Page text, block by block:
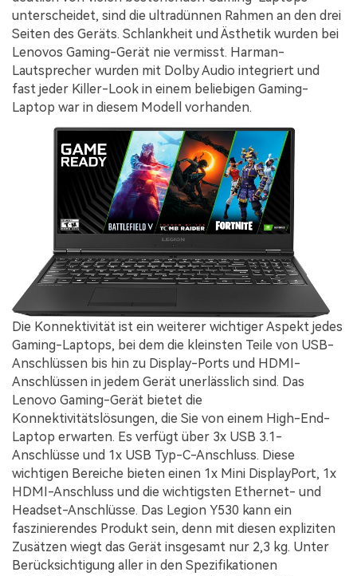
unterscheidet, sind die ultradünnen Rahmen an den drei
Seiten des Geräts. Schlankheit und Ästhetik wurden bei
Lenovos Gaming-Gerät nie vermisst. Harman-
Lautsprecher wurden mit Dolby Audio integriert und
fast jeder Killer-Look in einem beliebigen Gaming-
Laptop war in diesem Modell vorhanden.
Die Konnektivität ist ein weiterer wichtiger Aspekt jedes
Gaming-Laptops, bei dem die kleinsten Teile von USB-
Anschlüssen bis hin zu Display-Ports und HDMI-
Anschlüssen in jedem Gerät unerlässlich sind. Das
Lenovo Gaming-Gerät bietet die
Konnektivitätslösungen, die Sie von einem High-End-
Laptop erwarten. Es verfügt über 3x USB 3.1-
Anschlüsse und 1x USB Typ-C-Anschluss. Diese
wichtigen Bereiche bieten einen 1x Mini DisplayPort, 1x
HDMI-Anschluss und die wichtigsten Ethernet- und
Headset-Anschlüsse. Das Legion Y530 kann ein
faszinierendes Produkt sein, denn mit diesen expliziten
Zusätzen wiegt das Gerät insgesamt nur 2,3 kg. Unter
Berücksichtigung aller in den Spezifikationen